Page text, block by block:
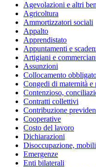
Agevolazioni e altri
Agricoltura
Ammortizzatori sociali
Appalto
Apprendistato
Appuntamenti e
Artigiani e
Assunzioni
Collocamento
Congedi di maternità e
Contenzioso,
Contratti collettivi
Contribuzione
Cooperative
Costo del lavoro
Dichiarazioni
Disoccupazione,
Emergenze
Enti bilaterali